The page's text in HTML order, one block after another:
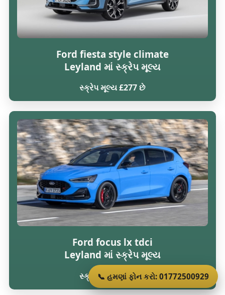
Ford fiesta style climate
Leyland માં સ્ક્રેપ મૂલ્ય
સ્ક્રેપ મૂલ્ય £277 છે
Ford focus lx tdci
Leyland માં સ્ક્રેપ મૂલ્ય
સ્ક્રેપ મૂલ્ય £277 છે
📞 હમણાં ફોન કરો: 01772500929